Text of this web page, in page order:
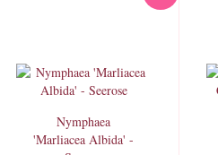
Nymphaea
'Marliacea Albida' -